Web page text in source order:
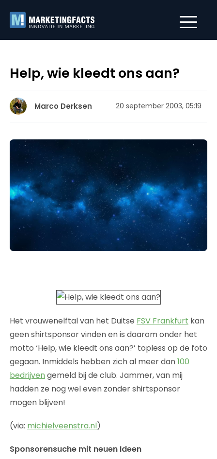
Help, wie kleedt ons aan?
Marco Derksen 20 september 2003, 05:19
Het vrouwenelftal van het Duitse FSV Frankfurt kan
geen shirtsponsor vinden en is daarom onder het
motto ‘Help, wie kleedt ons aan?’ topless op de foto
gegaan. Inmiddels hebben zich al meer dan100
bedrijven gemeld bij de club. Jammer, van mij
hadden ze nog wel even zonder shirtsponsor
mogen blijven!
(via: michielveenstra.nl)
Sponsorensuche mit neuen Ideen